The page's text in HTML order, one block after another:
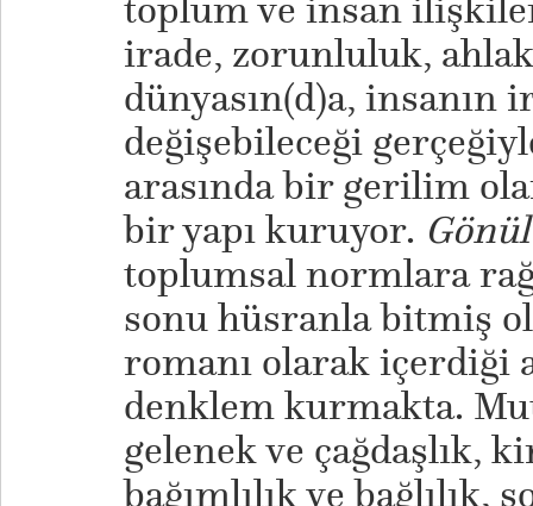
irade, zorunluluk,
dünyasın(d)a, insanın
değişebileceği
arasında bir gerilim
bir yapı kuruyor.
toplumsal normlara
sonu hüsranla bitmiş
romanı olarak içerdiği
denklem kurmakta.
gelenek ve çağdaşlık,
bağımlılık ve